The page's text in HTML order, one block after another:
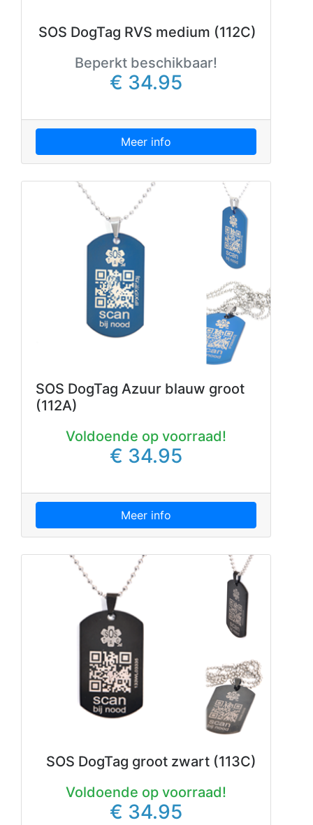
SOS DogTag RVS medium (112C)
Beperkt beschikbaar!
€ 34.95
Meer info
SOS DogTag Azuur blauw groot
(112A)
Voldoende op voorraad!
€ 34.95
Meer info
SOS DogTag groot zwart (113C)
Voldoende op voorraad!
€ 34.95